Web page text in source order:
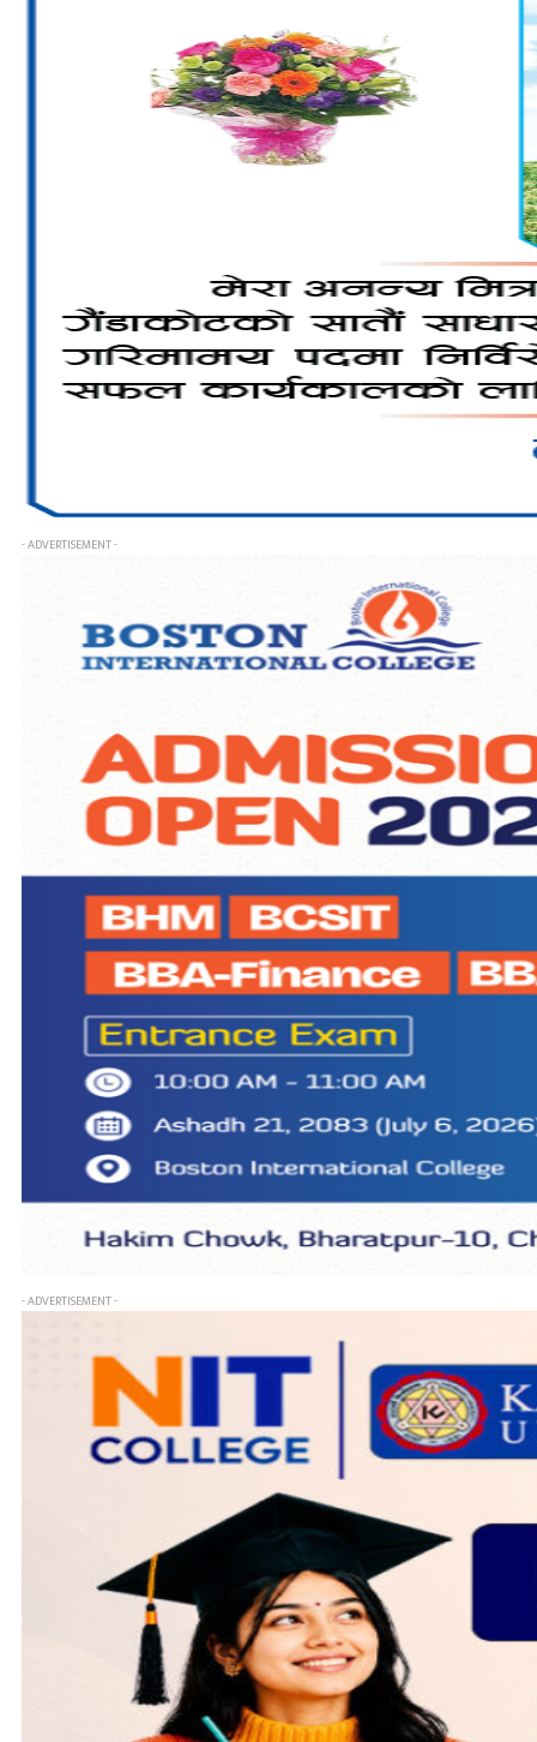
- ADVERTISEMENT -
- ADVERTISEMENT -